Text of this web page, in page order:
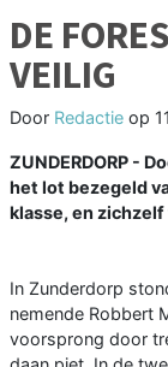
DE
VEILIG
Door Redactie op
ZUNDERDORP -
het lot bezegeld
klasse, en
In Zunderdorp
nemende Robbert
voorsprong door